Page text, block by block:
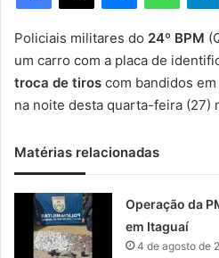
m
e
-
m
a
Policiais militares do 24º BPM
um carro com a placa de
troca de tiros com bandidos em
na noite desta quarta-feira (27)
Matérias relacionadas
Operação da
em Itaguaí
4 de agosto de